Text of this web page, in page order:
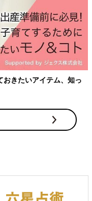
フェムゾーンの不快感
く不調”セルフケアのポ